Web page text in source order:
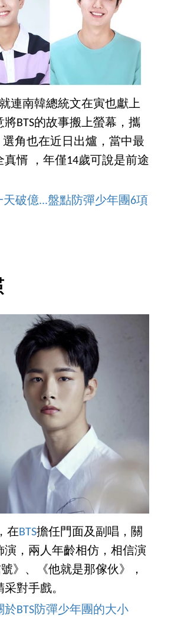
連南韓總統文在寅也獻上
BTS的故事搬上螢幕，攜
選角也在近日出爐，當中最
㥠 ，年僅14歲可說是前途
破億...盤點防彈少年團6項
在 BTS擔任門面及副唱，關
，兩人年齡相仿，相信演
》、《他就是那傢伙》，
對手戲。
BTS防彈少年團的大小